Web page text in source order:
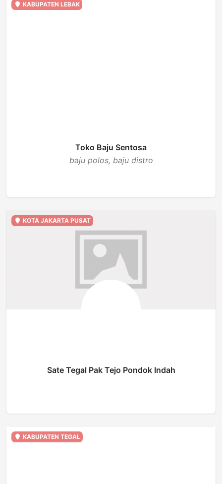
KABUPATEN LEBAK
Toko Baju Sentosa
baju polos, baju distro
KOTA JAKARTA PUSAT
Sate Tegal Pak Tejo Pondok Indah
KABUPATEN TEGAL